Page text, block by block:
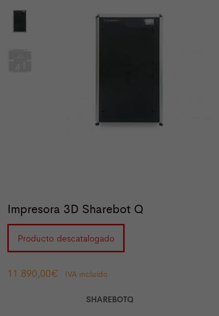
Impresora 3D Sharebot Q
11.890,00€ IVA incluido
SHAREBOTQ
Producto descatalogado